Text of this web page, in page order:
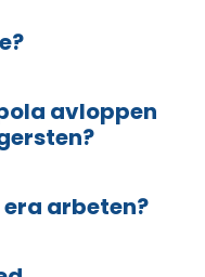
avloppen
arbeten?